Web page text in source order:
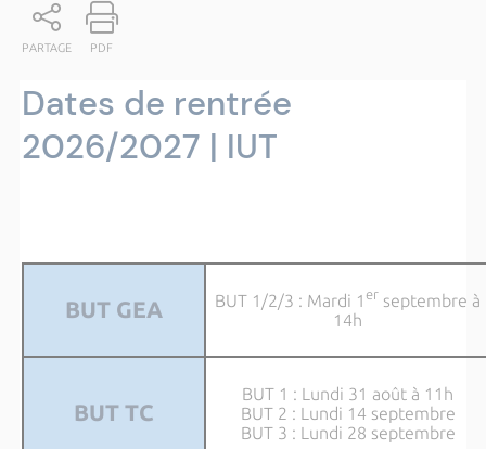
PARTAGE PDF
Dates de rentrée
2026/2027 | IUT
BUT GEA BUT 1/2/3 : Mardi 1 er septembre à
14h
BUT TC
BUT 1 : Lundi 31 août à 11h
BUT 2 : Lundi 14 septembre
BUT 3 : Lundi 28 septembre